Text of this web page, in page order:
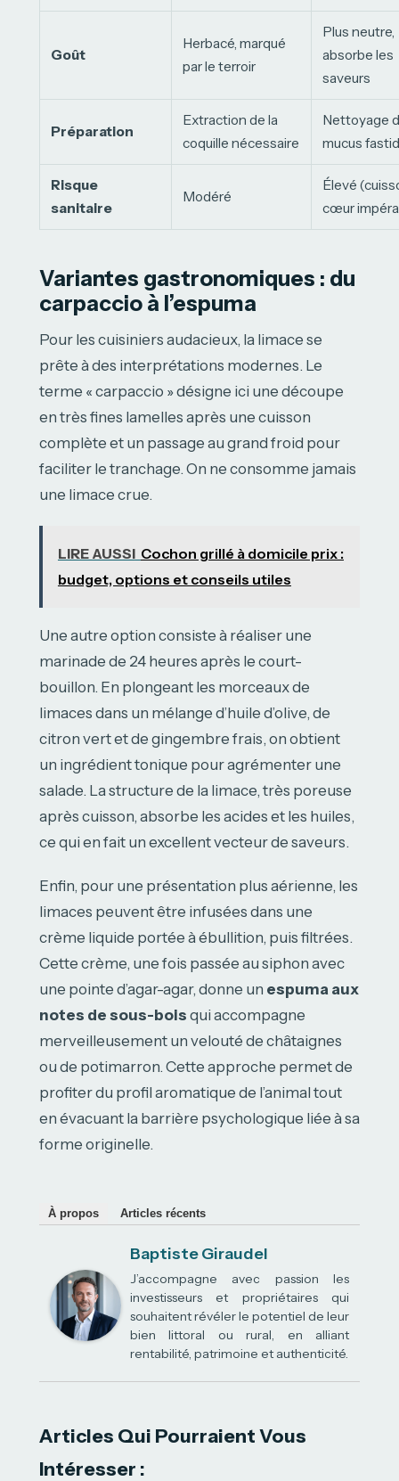
Goût
Herbacé, marqué
par le terroir
Plus neutre,
absorbe les
saveurs
Préparation
Extraction de la
coquille nécessaire
Nettoyage
mucus
Risque
sanitaire
Modéré
Élevé
cœur
Variantes gastronomiques : du
carpaccio à l’espuma
Pour les cuisiniers audacieux, la limace se
prête à des interprétations modernes. Le
terme « carpaccio » désigne ici une découpe
en très fines lamelles après une cuisson
complète et un passage au grand froid pour
faciliter le tranchage. On ne consomme jamais
une limace crue.
LIRE AUSSI Cochon grillé à domicile prix :
budget, options et conseils utiles
Une autre option consiste à réaliser une
marinade de 24 heures après le court-
bouillon. En plongeant les morceaux de
limaces dans un mélange d’huile d’olive, de
citron vert et de gingembre frais, on obtient
un ingrédient tonique pour agrémenter une
salade. La structure de la limace, très poreuse
après cuisson, absorbe les acides et les huiles,
ce qui en fait un excellent vecteur de saveurs.
Enfin, pour une présentation plus aérienne, les
limaces peuvent être infusées dans une
crème liquide portée à ébullition, puis filtrées.
Cette crème, une fois passée au siphon avec
une pointe d’agar-agar, donne un espuma aux
notes de sous-bois qui accompagne
merveilleusement un velouté de châtaignes
ou de potimarron. Cette approche permet de
profiter du profil aromatique de l’animal tout
en évacuant la barrière psychologique liée à sa
forme originelle.
À propos Articles récents
Baptiste Giraudel
J’accompagne avec passion les
investisseurs et propriétaires qui
souhaitent révéler le potentiel de leur
bien littoral ou rural, en alliant
rentabilité, patrimoine et authenticité.
Articles Qui Pourraient Vous
Intéresser :